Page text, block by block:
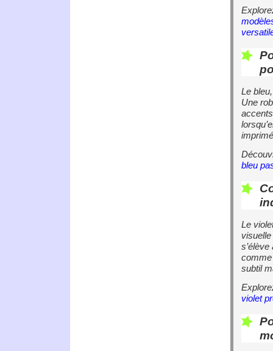
Le
Une
bleu
Le
comme
subtil
violet